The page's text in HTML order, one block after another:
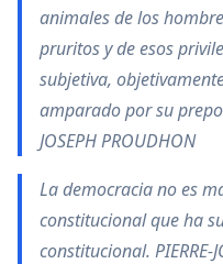
animales de los
pruritos y de esos
subjetiva,
amparado por su
JOSEPH PROUDHON
La democracia no es
constitucional que ha
constitucional. PIERRE-